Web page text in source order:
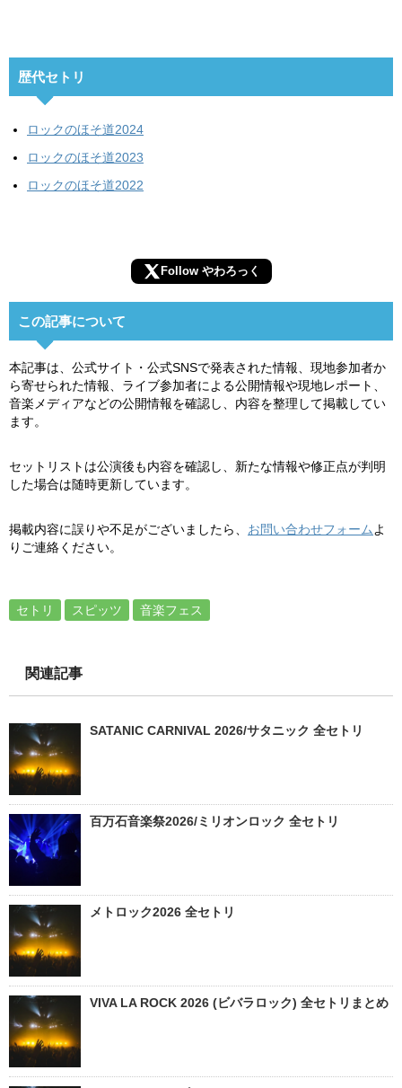
歴代セトリ
ロックのほそ道2024
ロックのほそ道2023
ロックのほそ道2022
Follow やわろっく
この記事について
本記事は、公式サイト・公式SNSで発表された情報、現地参加者か
ら寄せられた情報、ライブ参加者による公開情報や現地レポート、
音楽メディアなどの公開情報を確認し、内容を整理して掲載してい
ます。
セットリストは公演後も内容を確認し、新たな情報や修正点が判明
した場合は随時更新しています。
掲載内容に誤りや不足がございましたら、 お問い合わせフォーム よ
りご連絡ください。
セトリ スピッツ 音楽フェス
関連記事
SATANIC CARNIVAL 2026/サタニック 全セトリ
百万石音楽祭2026/ミリオンロック 全セトリ
メトロック2026 全セトリ
VIVA LA ROCK 2026 (ビバラロック) 全セトリまとめ